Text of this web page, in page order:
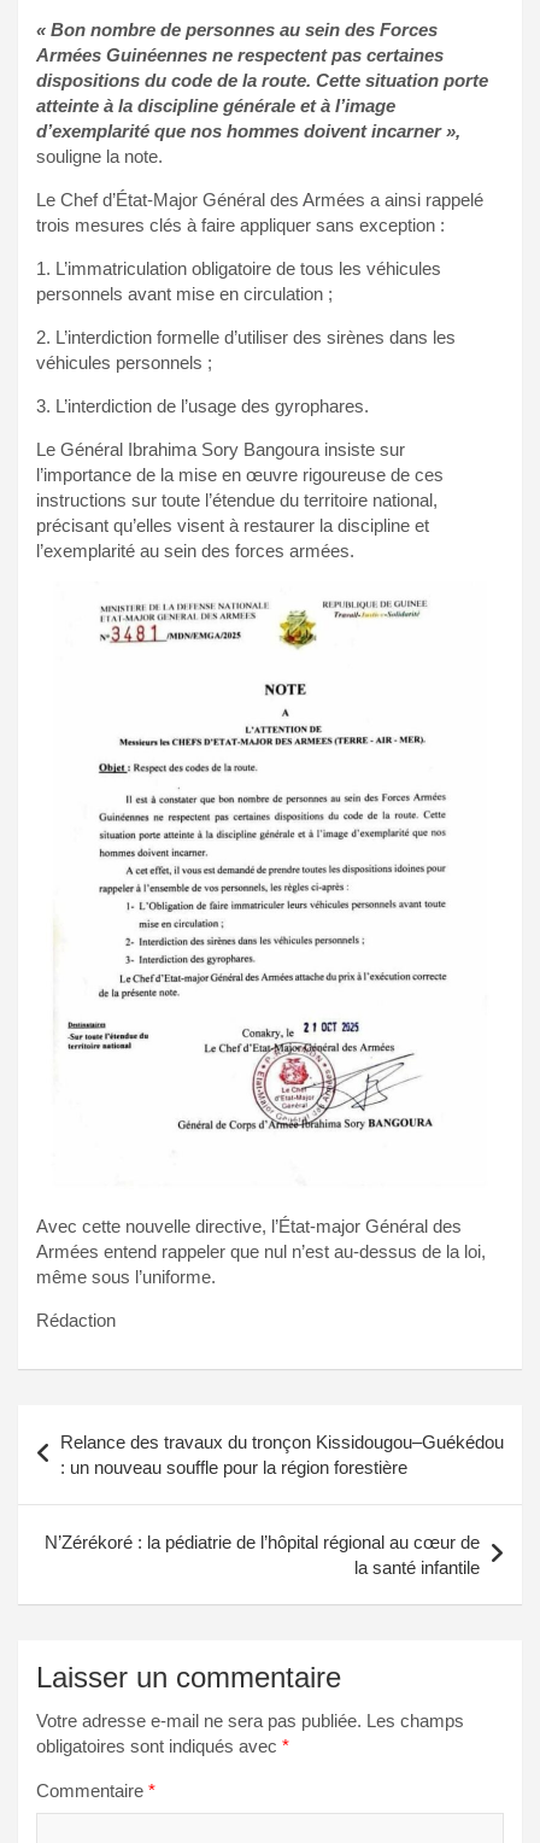
« Bon nombre de personnes au sein des Forces
Armées Guinéennes ne respectent pas certaines
dispositions du code de la route. Cette situation porte
atteinte à la discipline générale et à l’image
d’exemplarité que nos hommes doivent incarner »,
souligne la note.
Le Chef d’État-Major Général des Armées a ainsi rappelé
trois mesures clés à faire appliquer sans exception :
1. L’immatriculation obligatoire de tous les véhicules
personnels avant mise en circulation ;
2. L’interdiction formelle d’utiliser des sirènes dans les
véhicules personnels ;
3. L’interdiction de l’usage des gyrophares.
Le Général Ibrahima Sory Bangoura insiste sur
l’importance de la mise en œuvre rigoureuse de ces
instructions sur toute l’étendue du territoire national,
précisant qu’elles visent à restaurer la discipline et
l’exemplarité au sein des forces armées.
Avec cette nouvelle directive, l’État-major Général des
Armées entend rappeler que nul n’est au-dessus de la loi,
même sous l’uniforme.
Rédaction
de
l’article
Relance des travaux du tronçon Kissidougou–Guékédou
: un nouveau souffle pour la région forestière
N’Zérékoré : la pédiatrie de l’hôpital régional au cœur de
la santé infantile
Laisser un commentaire
Votre adresse e-mail ne sera pas publiée. Les champs
obligatoires sont indiqués avec *
Commentaire *